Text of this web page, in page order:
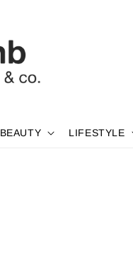
BEAUTY LIFESTYLE